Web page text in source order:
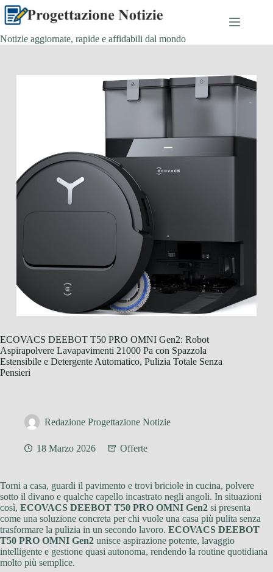
Salta
contenuto
Notizie aggiornate, rapide e affidabili dal mondo
ECOVACS DEEBOT T50 PRO OMNI Gen2: Robot
Aspirapolvere Lavapavimenti 21000 Pa con Spazzola
Estensibile e Detergente Automatico, Pulizia Totale Senza
Pensieri
Redazione Progettazione Notizie
18 Marzo 2026 Offerte
Torni a casa, guardi il pavimento e trovi briciole in cucina, polvere
sotto il divano e qualche capello incastrato negli angoli. In situazioni
così, ECOVACS DEEBOT T50 PRO OMNI Gen2 si presenta
come una soluzione concreta per chi vuole una casa più pulita senza
trasformare la pulizia in un secondo lavoro. ECOVACS DEEBOT
T50 PRO OMNI Gen2 unisce aspirazione potente, lavaggio
intelligente e gestione quasi autonoma, rendendo la routine quotidiana
molto più semplice.